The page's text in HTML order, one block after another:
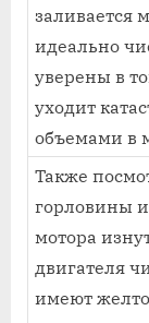
заливается
идеально
уверены в
уходит
объемами в
Также
горловины
мотора
двигателя
имеют